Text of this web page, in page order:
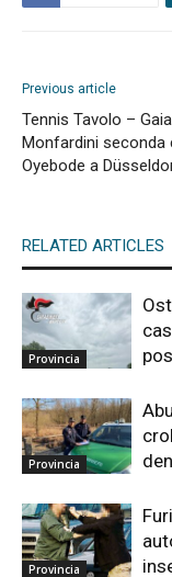
Previous article
Tennis Tavolo – Gaia
Monfardini seconda
Oyebode a
RELATED ARTICLES
Provincia
Provincia
Provincia